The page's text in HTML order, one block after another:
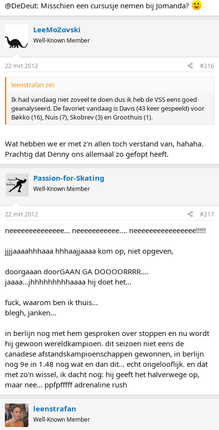
@DeDeut: Misschien een cursusje nemen bij Jomanda?
LeeMoZovski
Well-Known Member
22 mrt 2012 #216
leenstrafan zei:
Ik had vandaag niet zoveel te doen dus ik heb de VSS eens goed
geanalyseerd. De favoriet vandaag is Davis (43 keer gespeeld) voor
Bøkko (16), Nuis (7), Skobrev (3) en Groothuis (1).
Wat hebben we er met z'n allen toch verstand van, hahaha.
Prachtig dat Denny ons allemaal zo gefopt heeft.
Passion-for-Skating
Well-Known Member
22 mrt 2012 #217
neeeeeeeeeeeeee... neeeeeeeeeee.... neeeeeeeeeeeeeeee!!!!!
jjjjaaaahhhaaa hhhaajjaaaa kom op, niet opgeven,
doorgaaan doorGAAN GA DOOOORRRR....
jaaaa...jhhhhhhhhhaaaa hij doet het...
fuck, waarom ben ik thuis...
blegh, janken...
in berlijn nog met hem gesproken over stoppen en nu wordt
hij gewoon wereldkampioen. dit seizoen niet eens de
canadese afstandskampioenschappen gewonnen, in berlijn
nog 9e in 1.48 nog wat en dan dit... echt ongelooflijk. en dat
met zo'n wissel, ik dacht nog: hij geeft het halverwege op,
maar nee... ppfpfffff adrenaline rush
leenstrafan
Well-Known Member